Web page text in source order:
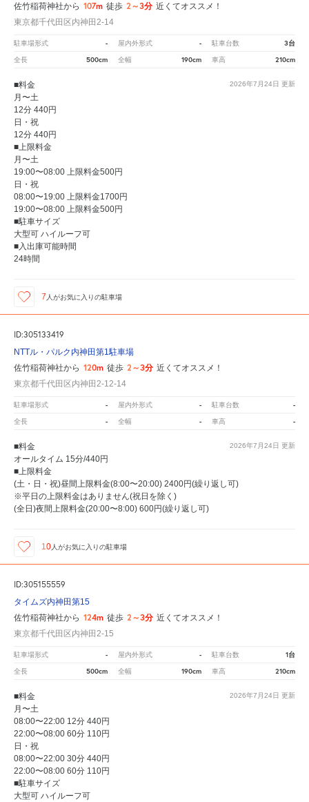
佐竹稲荷神社から 107m 徒歩 2～3分 近くてオススメ！
東京都千代田区内神田2-14
駐車場形式 - 屋内外形式 - 駐車台数 3台
全長 500cm 全幅 190cm 車高 210cm
2026年7月24日 更新
■料金
月〜土
12分 440円
日・祝
12分 440円
■上限料金
月〜土
19:00〜08:00 上限料金500円
日・祝
08:00〜19:00 上限料金1700円
19:00〜08:00 上限料金500円
■駐車サイズ
大型可 ハイルーフ可
■入出庫可能時間
24時間
7 人がお気に入りの駐車場
ID:305133419
NTTル・パルク内神田第1駐車場
佐竹稲荷神社から 120m 徒歩 2～3分 近くてオススメ！
東京都千代田区内神田2-12-14
駐車場形式 - 屋内外形式 - 駐車台数 -
全長 - 全幅 - 車高 -
2026年7月24日 更新
■料金
オールタイム 15分/440円
■上限料金
(土・日・祝)昼間上限料金(8:00〜20:00) 2400円(繰り返し可)
※平日の上限料金はありません(祝日を除く)
(全日)夜間上限料金(20:00〜8:00) 600円(繰り返し可)
10人がお気に入りの駐車場
ID:305155559
タイムズ内神田第15
佐竹稲荷神社から 124m 徒歩 2～3分 近くてオススメ！
東京都千代田区内神田2-15
駐車場形式 - 屋内外形式 - 駐車台数 1台
全長 500cm 全幅 190cm 車高 210cm
2026年7月24日 更新
■料金
月〜土
08:00〜22:00 12分 440円
22:00〜08:00 60分 110円
日・祝
08:00〜22:00 30分 440円
22:00〜08:00 60分 110円
■駐車サイズ
大型可 ハイルーフ可